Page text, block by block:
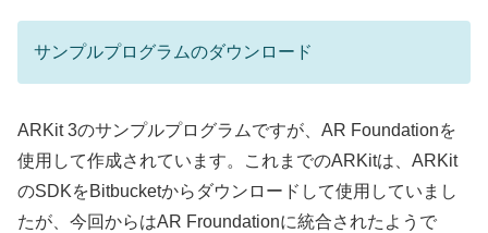
サンプルプログラムのダウンロード
ARKit 3のサンプルプログラムですが、AR Foundationを
使用して作成されています。これまでのARKitは、ARKit
のSDKをBitbucketからダウンロードして使用していまし
たが、今回からはAR Froundationに統合されたようで